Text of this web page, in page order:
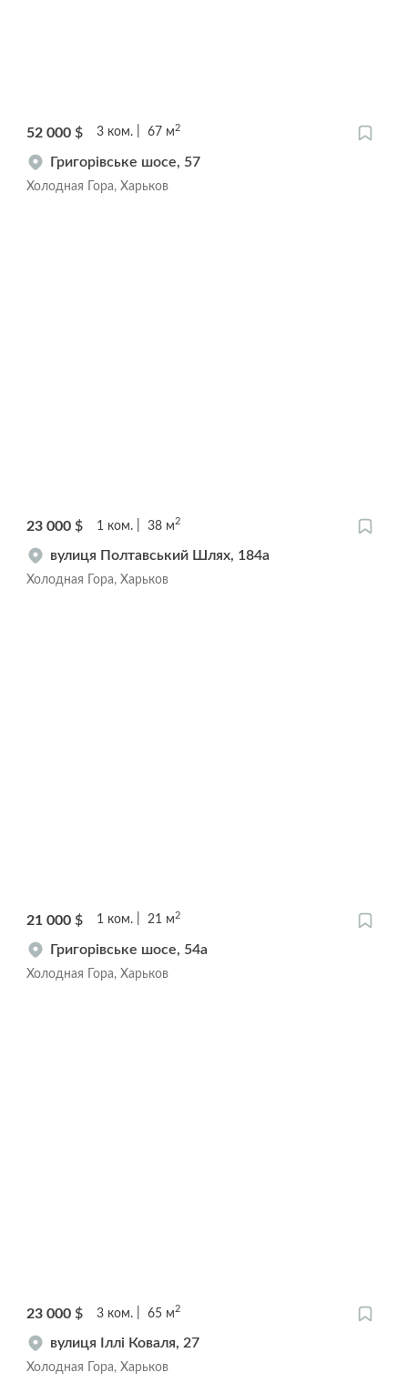
52 000 $ 3 ком. 67 м 2
Григорівське шосе, 57
Холодная Гора, Харьков
23 000 $ 1 ком. 38 м2
вулиця Полтавський Шлях, 184а
Холодная Гора, Харьков
21 000 $ 1 ком. 21 м 2
Григорівське шосе, 54а
Холодная Гора, Харьков
23 000 $ 3 ком. 65 м2
вулиця Іллі Коваля, 27
Холодная Гора, Харьков